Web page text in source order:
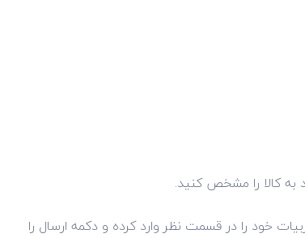
به کالا را مشخص کنید.
خود را در قسمت نظر وارد کرده و دکمه ارسال را